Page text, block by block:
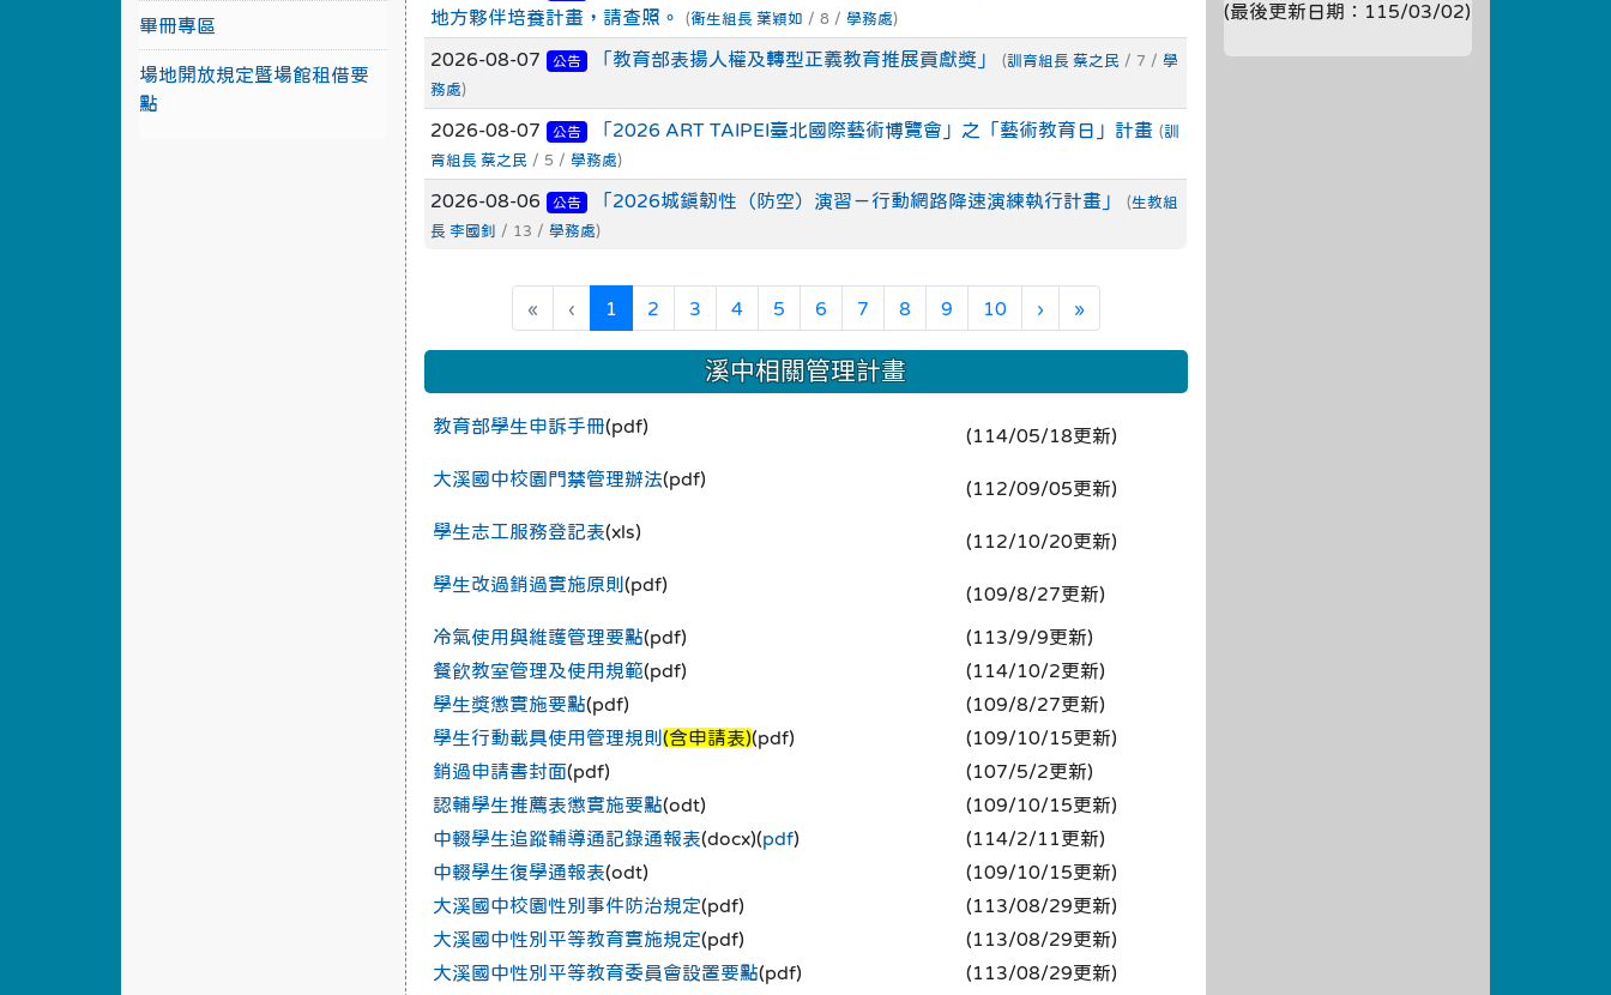
地方夥伴培養計畫，請查照。
(衛生組長 葉穎如 / 8 /學務處)
2026-08-07 公告 「教育部表揚人權及轉型正義教育推展貢獻獎」 (訓育組長 蔡之民 / 7 / 學
務處)
2026-08-07 公告 「2026 ART TAIPEI臺北國際藝術博覽會」之「藝術教育日」計畫 (訓
育組長 蔡之民 / 5 /學務處)
2026-08-06 公告 「2026城鎮韌性（防空）演習－行動網路降速演練執行計畫」 (生教組
長 李國釗 / 13 /學務處)
« ‹ 1 (current)
2 3 4 5 6 7 8 9 10 › »
溪中相關管理計畫
教育部學生申訴手冊(pdf) (114/05/18更新)
大溪國中校園門禁管理辦法(pdf) (112/09/05更新)
學生志工服務登記表(xls) (112/10/20更新)
學生改過銷過實施原則(pdf) (109/8/27更新)
冷氣使用與維護管理要點(pdf)
(113/9/9更新)
餐飲教室管理及使用規範(pdf)
(114/10/2更新)
學生獎懲實施要點(pdf)
(109/8/27更新)
學生行動載具使用管理規則(含申請表)(pdf)
(109/10/15更新)
銷過申請書封面(pdf)
(107/5/2更新)
認輔學生推薦表懲實施要點(odt)
(109/10/15更新)
中輟學生追蹤輔導通記錄通報表(docx)(pdf)
(114/2/11更新)
中輟學生復學通報表(odt)
(109/10/15更新)
大溪國中校園性別事件防治規定(pdf)
(113/08/29更新)
大溪國中性別平等教育實施規定(pdf)
(113/08/29更新)
大溪國中性別平等教育委員會設置要點(pdf) (113/08/29更新)
畢冊專區
場地開放規定暨場館租借要
點
(最後更新日期：115/03/02)